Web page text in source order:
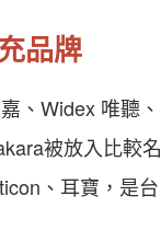
品牌
、Widex 唯聽、
被放入比較名
、耳寶，是台